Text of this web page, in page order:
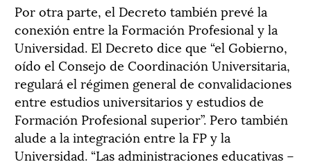
Por otra parte, el Decreto también prevé la
conexión entre la Formación Profesional y la
Universidad. El Decreto dice que “el Gobierno,
oído el Consejo de Coordinación Universitaria,
regulará el régimen general de convalidaciones
entre estudios universitarios y estudios de
Formación Profesional superior”. Pero también
alude a la integración entre la FP y la
Universidad. “Las administraciones educativas –